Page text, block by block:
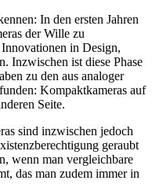
In den ersten Jahren
der Wille zu
in Design,
Inzwischen ist diese Phase
zu den aus analoger
Kompaktkameras auf
Seite.
sind inzwischen jedoch
geraubt
wenn man vergleichbare
das man zudem immer in